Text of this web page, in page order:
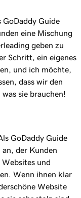
1m 28s
Pay-
1m 24s
GoDaddy Guide
eine Mischung
geben zu
Schritt, ein eigenes
und ich möchte,
dass wir den
sie brauchen!
GoDaddy Guide
der Kunden
und
Wenn ihnen klar
Website